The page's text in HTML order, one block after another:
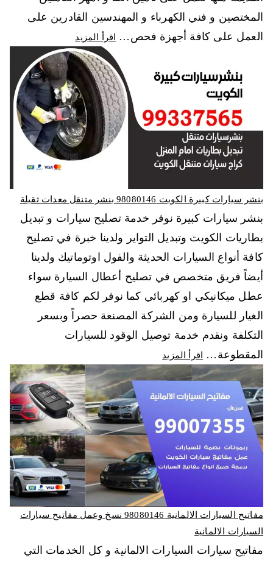
المختصين و فني الكهرباء و المهندسين القادرين على
العمل على كافة أجهزة فحص…
اقرأ المزيد
بنشر سيارات كبيرة الكويت 98080146‬ بنشر متنقل معدات ثقيلة
بنشر سيارات كبيرة نوفر خدمة تصليح سيارات و تبديل
بطاريات الكويت وتبديل التواير ولدينا خبرة في تصليح
كافة أنواع السيارات الحديثة والفول اوتوماتيك ولدينا
أيضاً فريق متخصص في تصليح أعطال السيارة سواء
عطل ميكانيكي او كهربائي كما نوفر لكم كافة قطع
الغيار للسيارة ومن الشركة المصنعة حصراً وبسعر
التكلفة ونقدم خدمة توصيل الوقود للسيارات
المقطوعة…
اقرأ المزيد
مفاتيح السيارات الالمانية 98080146‬ نسخ وعمل مفاتيح سيارات
السيارات الالمانية
مفاتيح سيارات السيارات الالمانية و كل الخدمات التي